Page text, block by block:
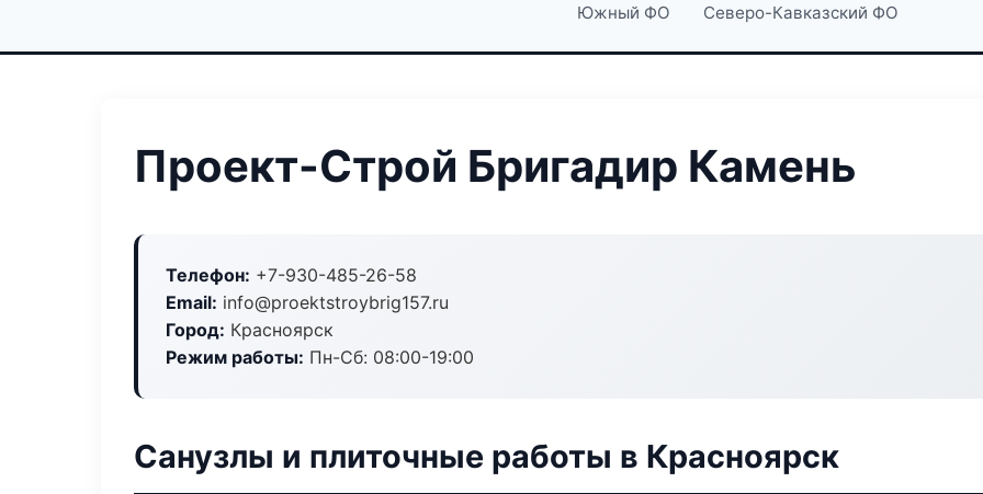
Южный ФО Северо-Кавказский ФО
Проект-Строй Бригадир Камень
Телефон: +7-930-485-26-58
Email: info@proektstroybrig157.ru
Город: Красноярск
Режим работы: Пн-Сб: 08:00-19:00
Санузлы и плиточные работы в Красноярск